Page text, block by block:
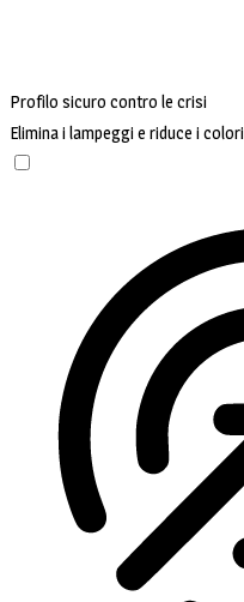
Profilo sicuro contro le crisi
Elimina i lampeggi e riduce i colori